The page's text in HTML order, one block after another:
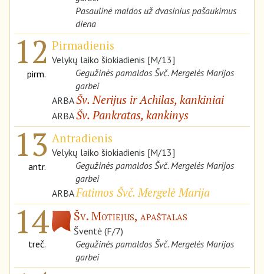
Pasaulinė maldos už dvasinius pašaukimus
diena
12
pirm.
Pirmadienis
Velykų laiko šiokiadienis [M/13]
Gegužinės pamaldos Švč. Mergelės Marijos
garbei
ARBAŠv. Nerijus ir Achilas, kankiniai
ARBAŠv. Pankratas, kankinys
13
antr.
Antradienis
Velykų laiko šiokiadienis [M/13]
Gegužinės pamaldos Švč. Mergelės Marijos
garbei
ARBAFatimos Švč. Mergelė Marija
14
treč.
Šv. Motiejus, apaštalas
Šventė (F/7)
Gegužinės pamaldos Švč. Mergelės Marijos
garbei